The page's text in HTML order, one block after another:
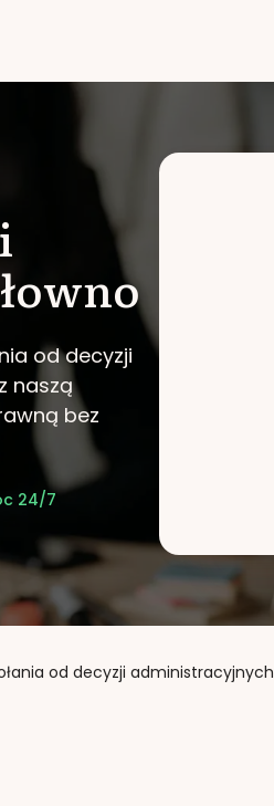
od decyzji
naszą
bez
24/7
od decyzji administracyjnych